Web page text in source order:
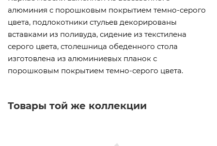
алюминия с порошковым покрытием темно-серого
цвета, подлокотники стульев декорированы
вставками из поливуда, сидение из текстилена
серого цвета, столешница обеденного стола
изготовлена из алюминиевых планок с
порошковым покрытием темно-серого цвета.
Товары той же коллекции